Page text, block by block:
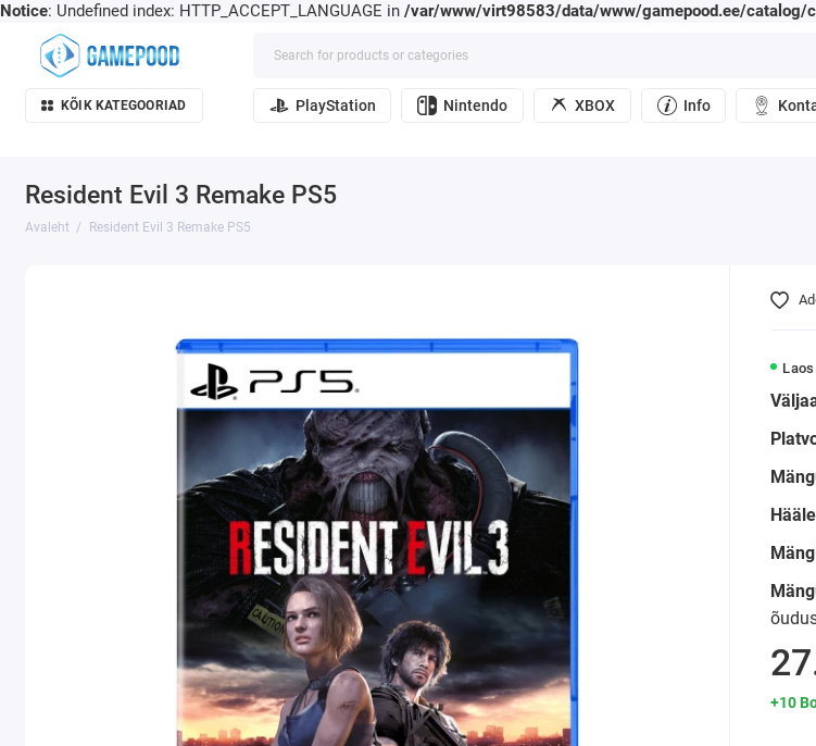
Notice: Undefined index: HTTP_ACCEPT_LANGUAGE in /var/www/virt98583/data/www/gamepood.ee/catalog/
KÕIK KATEGOORIAD PlayStation Nintendo XBOX Info
Resident Evil 3 Remake PS5
Avaleht Resident Evil 3 Remake PS5
Laos
+10